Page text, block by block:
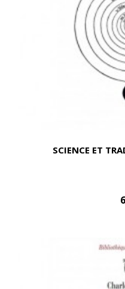
SCIENCE ET